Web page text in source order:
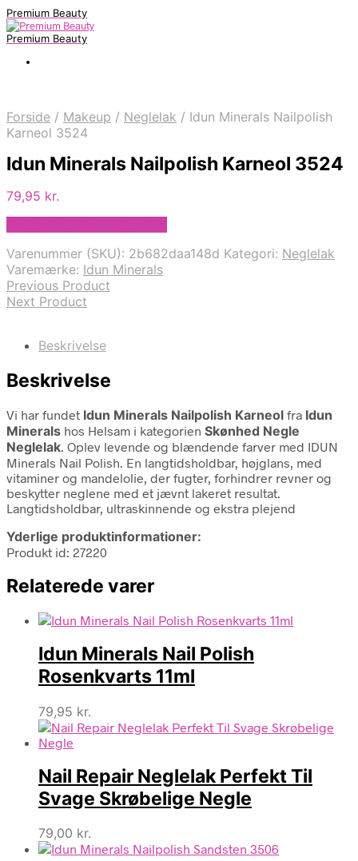
Premium Beauty
Premium Beauty
Forside / Makeup / Neglelak / Idun Minerals Nailpolish
Karneol 3524
Idun Minerals Nailpolish Karneol 3524
79,95 kr.
Varenummer (SKU): 2b682daa148d Kategori: Neglelak
Varemærke: Idun Minerals
Previous Product
Next Product
Beskrivelse
Beskrivelse
Vi har fundet Idun Minerals Nailpolish Karneol fra Idun
Minerals hos Helsam i kategorien Skønhed Negle
Neglelak. Oplev levende og blændende farver med IDUN
Minerals Nail Polish. En langtidsholdbar, højglans, med
vitaminer og mandelolie, der fugter, forhindrer revner og
beskytter neglene med et jævnt lakeret resultat.
Langtidsholdbar, ultraskinnende og ekstra plejend
Yderlige produktinformationer:
Produkt id: 27220
Relaterede varer
Idun Minerals Nail Polish
Rosenkvarts 11ml
79,95 kr.
Nail Repair Neglelak Perfekt Til
Svage Skrøbelige Negle
79,00 kr.